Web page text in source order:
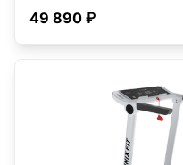
49 890 ₽